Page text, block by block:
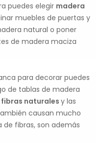
puedes elegir madera
muebles de puertas y
natural o poner
de madera maciza
para decorar puedes
de tablas de madera
fibras naturales y las
causan mucho
fibras, son además